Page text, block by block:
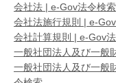
会社法 | e-Gov法令検索
会社法施行規則 | e-
会社計算規則 | e-Gov
一般社団法人及び一般
一般社団法人及び一般